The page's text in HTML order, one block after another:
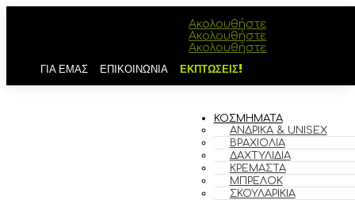
Ακολουθήστε
Ακολουθήστε
Ακολουθήστε
ΓΙΑ ΕΜΑΣ ΕΠΙΚΟΙΝΩΝΙΑ ΕΚΠΤΩΣΕΙΣ!
ΚΟΣΜΗΜΑΤΑ
ΑΝΔΡΙΚΆ & UNISEX
ΒΡΑΧΙΌΛΙΑ
ΔΑΧΤΥΛΊΔΙΑ
ΚΡΕΜΑΣΤΆ
ΜΠΡΕΛΌΚ
ΣΚΟΥΛΑΡΊΚΙΑ